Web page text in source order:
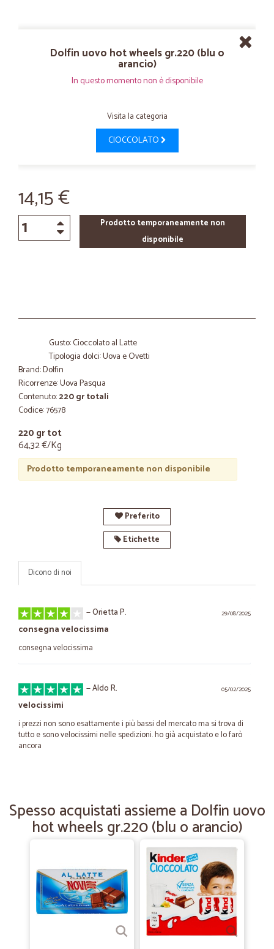
Dolfin uovo hot wheels gr.220 (blu o
arancio)
In questo momento non è disponibile
Visita la categoria
CIOCCOLATO
14,15 €
Prodotto temporaneamente non
disponibile
Gusto: Cioccolato al Latte
Tipologia dolci: Uova e Ovetti
Brand: Dolfin
Ricorrenze: Uova Pasqua
Contenuto:220 gr totali
Codice: 76578
220 gr tot
64,32 €/Kg
Prodotto temporaneamente non disponibile
Preferito
Etichette
Dicono di noi
29/08/2025
—Orietta P.
consegna velocissima
consegna velocissima
05/02/2025
—Aldo R.
velocissimi
i prezzi non sono esattamente i più bassi del mercato ma si trova di
tutto e sono velocissimi nelle spedizioni. ho già acquistato e lo farò
ancora
Grazie mille. Un servizio eccellente, ieri ho fatto l'ordine e stamattina
l'ho già ricevuto. Tutto è ben confezionato, i prodotti sono freschi e
avvisare e ha aiutato a portare la scatola fino alla porta. È un piacere
usufruire di questi servizi, li consiglio a tutti.
07/04/2024
—Giorgio B.
Spesso acquistati assieme a Dolfin uovo
hot wheels gr.220 (blu o arancio)